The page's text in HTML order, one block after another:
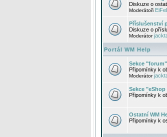
Diskuze o
Moderátoři
Příslušenství
Diskuze o
Moderátor
Portál WM Help
Sekce "forum"
Připomínky k
Moderátor
Sekce
Připomínky k
Ostatní WM
Připomínky k